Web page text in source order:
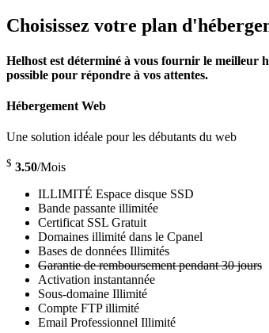
Choisissez votre plan
Helhost est déterminé à vous fournir le meilleur
possible pour répondre à vos attentes.
Hébergement Web
Une solution idéale pour les débutants du web
$ 3.50/Mois
ILLIMITÉ Espace disque SSD
Bande passante illimitée
Certificat SSL Gratuit
Domaines illimité dans le Cpanel
Bases de données Illimités
Garantie de remboursement pendant 30 jours
Activation instantannée
Sous-domaine Illimité
Compte FTP illimité
Email Professionnel Illimité